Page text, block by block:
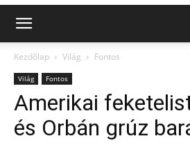
Kezdőlap Világ Fontos
Világ Fontos
Amerikai
és Orbán grúz